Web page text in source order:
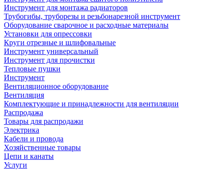
Инструмент для монтажа радиаторов
Трубогибы, труборезы и резьбонарезной инструмент
Оборудование сварочное и расходные материалы
Установки для опрессовки
Круги отрезные и шлифовальные
Инструмент универсальный
Инструмент для прочистки
Тепловые пушки
Инструмент
Вентиляционное оборудование
Вентиляция
Комплектующие и принадлежности для вентиляции
Распродажа
Товары для распродажи
Электрика
Кабели и провода
Хозяйственные товары
Цепи и канаты
Услуги